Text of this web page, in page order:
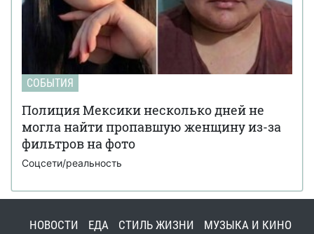
СОБЫТИЯ
Полиция Мексики несколько дней не
могла найти пропавшую женщину из-за
фильтров на фото
Соцсети/реальность
НОВОСТИ ЕДА СТИЛЬ ЖИЗНИ
МУЗЫКА И КИНО